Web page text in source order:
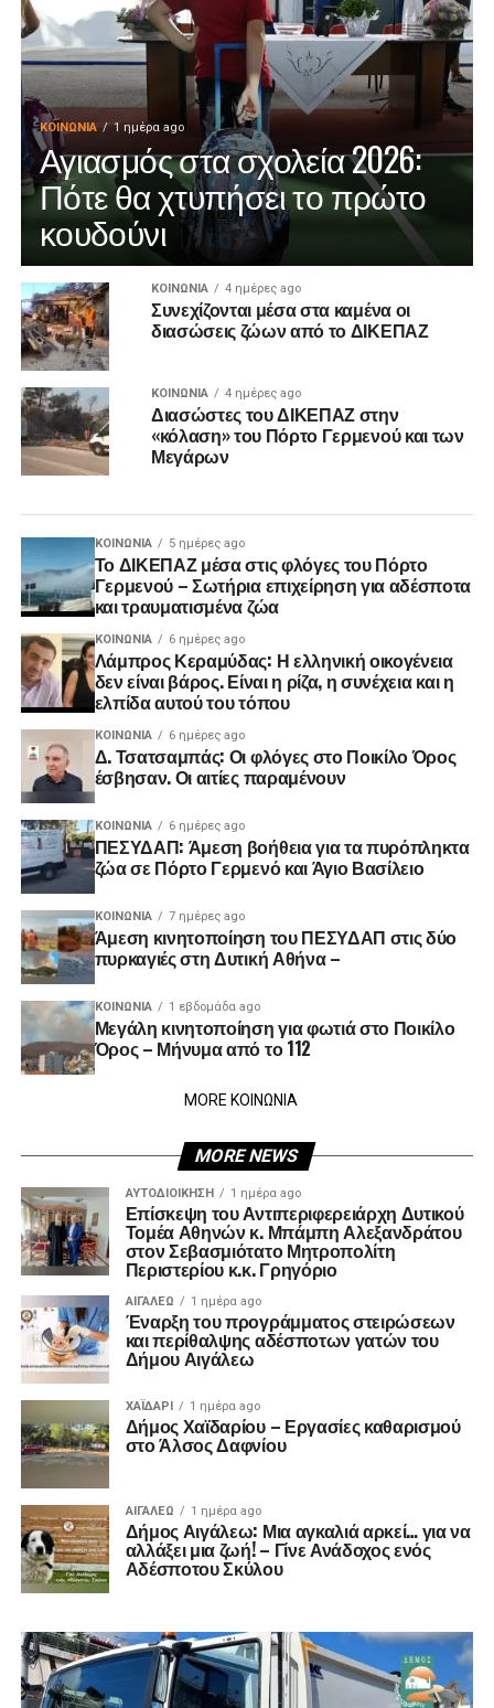
ΚΟΙΝΩΝΊΑ 1 ημέρα ago
Αγιασμός στα σχολεία 2026:
Πότε θα χτυπήσει το πρώτο
κουδούνι
ΚΟΙΝΩΝΊΑ 4 ημέρες ago
Συνεχίζονται μέσα στα καμένα οι
διασώσεις ζώων από το ΔΙΚΕΠΑΖ
ΚΟΙΝΩΝΊΑ 4 ημέρες ago
Διασώστες του ΔΙΚΕΠΑΖ στην
«κόλαση» του Πόρτο Γερμενού και των
Μεγάρων
ΚΟΙΝΩΝΊΑ 5 ημέρες ago
Το ΔΙΚΕΠΑΖ μέσα στις φλόγες του Πόρτο
Γερμενού – Σωτήρια επιχείρηση για αδέσποτα
και τραυματισμένα ζώα
ΚΟΙΝΩΝΊΑ 6 ημέρες ago
Λάμπρος Κεραμύδας: Η ελληνική οικογένεια
δεν είναι βάρος. Είναι η ρίζα, η συνέχεια και η
ελπίδα αυτού του τόπου
ΚΟΙΝΩΝΊΑ 6 ημέρες ago
Δ. Τσατσαμπάς: Οι φλόγες στο Ποικίλο Όρος
έσβησαν. Οι αιτίες παραμένουν
ΚΟΙΝΩΝΊΑ 6 ημέρες ago
ΠΕΣΥΔΑΠ: Άμεση βοήθεια για τα πυρόπληκτα
ζώα σε Πόρτο Γερμενό και Άγιο Βασίλειο
ΚΟΙΝΩΝΊΑ 7 ημέρες ago
Άμεση κινητοποίηση του ΠΕΣΥΔΑΠ στις δύο
πυρκαγιές στη Δυτική Αθήνα –
ΚΟΙΝΩΝΊΑ 1 εβδομάδα ago
Μεγάλη κινητοποίηση για φωτιά στο Ποικίλο
Όρος – Μήνυμα από το 112
MORE ΚΟΙΝΩΝΙΑ
MORE NEWS
ΑΥΤΟΔΙΟΊΚΗΣΗ 1 ημέρα ago
Επίσκεψη του Αντιπεριφερειάρχη Δυτικού
Τομέα Αθηνών κ. Μπάμπη Αλεξανδράτου
στον Σεβασμιότατο Μητροπολίτη
Περιστερίου κ.κ. Γρηγόριο
ΑΙΓΑΛΕΩ 1 ημέρα ago
Έναρξη του προγράμματος στειρώσεων
και περίθαλψης αδέσποτων γατών του
Δήμου Αιγάλεω
ΧΑΪΔΑΡΙ 1 ημέρα ago
Δήμος Χαϊδαρίου – Εργασίες καθαρισμού
στο Άλσος Δαφνίου
ΑΙΓΑΛΕΩ 1 ημέρα ago
Δήμος Αιγάλεω: Μια αγκαλιά αρκεί… για να
αλλάξει μια ζωή! – Γίνε Ανάδοχος ενός
Αδέσποτου Σκύλου